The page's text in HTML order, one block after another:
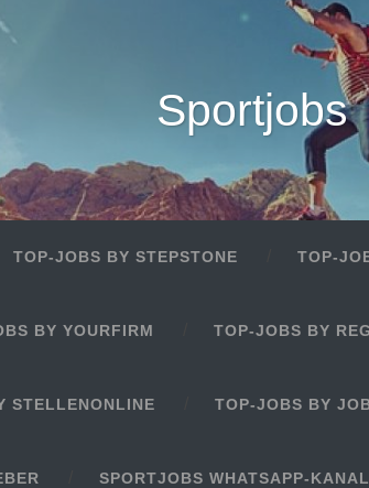
Sportjobs
TOP-JOBS BY STEPSTONE TOP-
BY YOURFIRM TOP-JOBS BY
STELLENONLINE TOP-JOBS BY
SPORTJOBS WHATSAPP-KANAL